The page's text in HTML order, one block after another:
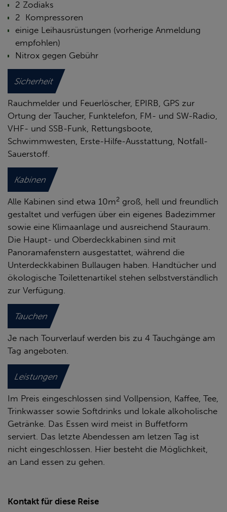
2 Zodiaks
2 Kompressoren
einige Leihausrüstungen (vorherige Anmeldung
empfohlen)
Nitrox gegen Gebühr
Sicherheit
Rauchmelder und Feuerlöscher, EPIRB, GPS zur
Ortung der Taucher, Funktelefon, FM- und SW-Radio,
VHF- und SSB-Funk, Rettungsboote,
Schwimmwesten, Erste-Hilfe-Ausstattung, Notfall-
Sauerstoff.
Kabinen
Alle Kabinen sind etwa 10m2 groß, hell und freundlich
gestaltet und verfügen über ein eigenes Badezimmer
sowie eine Klimaanlage und ausreichend Stauraum.
Die Haupt- und Oberdeckkabinen sind mit
Panoramafenstern ausgestattet, während die
Unterdeckkabinen Bullaugen haben. Handtücher und
ökologische Toilettenartikel stehen selbstverständlich
zur Verfügung.
Tauchen
Je nach Tourverlauf werden bis zu 4 Tauchgänge am
Tag angeboten.
Leistungen
Im Preis eingeschlossen sind Vollpension, Kaffee, Tee,
Trinkwasser sowie Softdrinks und lokale alkoholische
Getränke. Das Essen wird meist in Buffetform
serviert. Das letzte Abendessen am letzen Tag ist
nicht eingeschlossen. Hier besteht die Möglichkeit,
an Land essen zu gehen.
Kontakt für diese Reise